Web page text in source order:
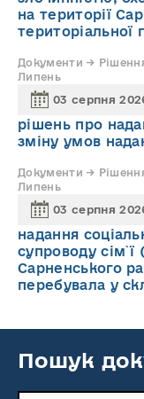
на території
територіальної
Документи →
Липень
03 серпня
рішень про
зміну умов
Документи →
Липень
03 серпня
надання
супроводу
Сарненського
перебувала у
Пошук